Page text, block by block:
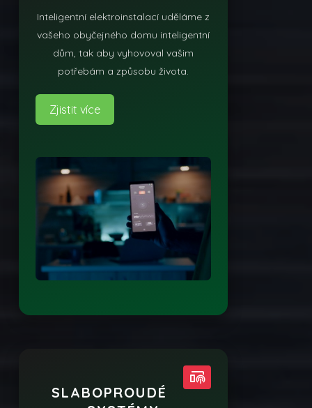
Inteligentní elektroinstalací uděláme z
vašeho obyčejného domu inteligentní
dům, tak aby vyhovoval vašim
potřebám a způsobu života.
Zjistit více
broadcast_on_home
SLABOPROUDÉ